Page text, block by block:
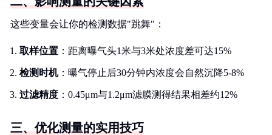
这些变量会让你的检测数据"跳舞"：
取样位置 ：距离曝气头1米与3米处浓度差可达15%
检测时机：曝气停止后30分钟内浓度会自然沉降5-8%
过滤精度 ：0.45μm与1.2μm滤膜测得结果相差约12%
三、优化测量的实用技巧